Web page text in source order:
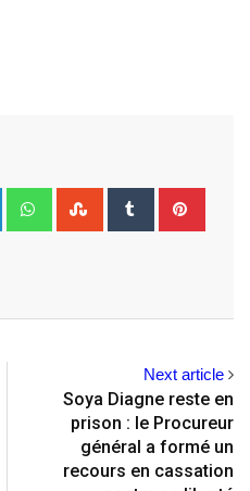
LinkedIn WhatsappStumbleUpon
Tumblr
Next article
Soya Diagne reste en
prison : le Procureur
général a formé un
recours en cassation